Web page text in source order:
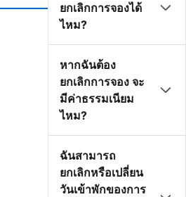
ยกเลิกการจองได้
ไหม?
หากฉันต้อง
ยกเลิกการจอง จะ
มีค่าธรรมเนียม
ไหม?
ฉันสามารถ
ยกเลิกหรือเปลี่ยน
วันเข้าพักของการ